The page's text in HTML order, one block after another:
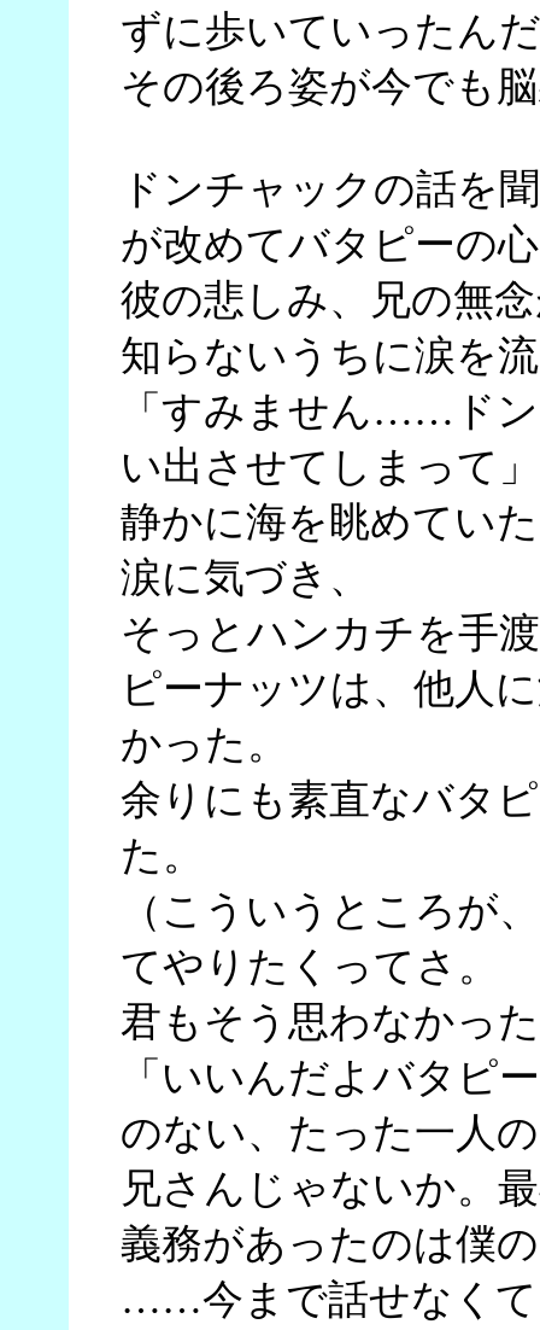
ずに歩いていったん
その後ろ姿が今でも
ドンチャックの話を
が改めてバタピーの
彼の悲しみ、兄の無
知らないうちに涙を
「すみません……ド
い出させてしまって」
静かに海を眺めてい
涙に気づき、
そっとハンカチを手
ピーナッツは、他人
かった。
余りにも素直なバタ
た。
（こういうところ
てやりたくってさ。
君もそう思わなかっ
「いいんだよバタピ
のない、たった一人の
兄さんじゃないか。
義務があったのは僕
……今まで話せなくて